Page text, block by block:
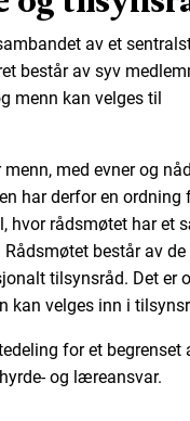
av et
består av syv
menn kan velges til
med evner og
har derfor en ordning
hvor rådsmøtet har et
består av de
tilsynsråd. Det er
kan velges inn i
for et begrenset
og læreansvar.